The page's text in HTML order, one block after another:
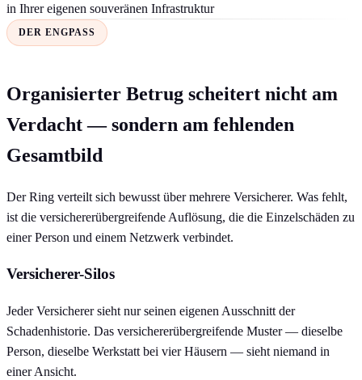
in Ihrer eigenen souveränen Infrastruktur
DER ENGPASS
Organisierter Betrug scheitert nicht am
Verdacht — sondern am fehlenden
Gesamtbild
Der Ring verteilt sich bewusst über mehrere Versicherer. Was fehlt,
ist die versichererübergreifende Auflösung, die die Einzelschäden zu
einer Person und einem Netzwerk verbindet.
Versicherer-Silos
Jeder Versicherer sieht nur seinen eigenen Ausschnitt der
Schadenhistorie. Das versichererübergreifende Muster — dieselbe
Person, dieselbe Werkstatt bei vier Häusern — sieht niemand in
einer Ansicht.